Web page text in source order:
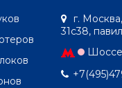
г.
31с38,
Шоссе